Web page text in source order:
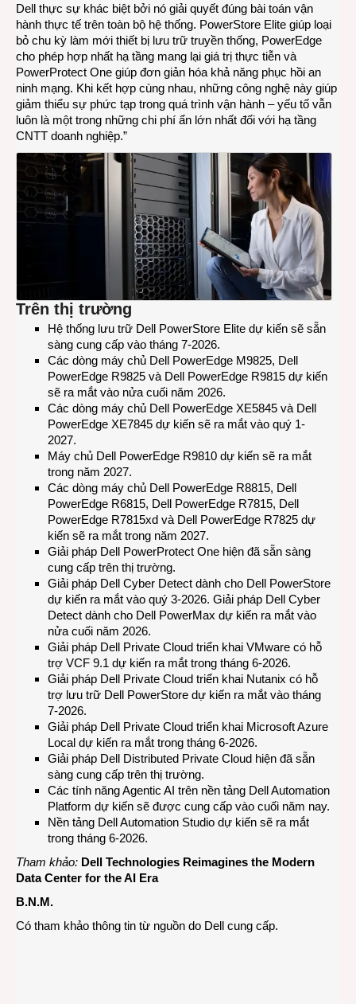
Dell thực sự khác biệt bởi nó giải quyết đúng bài toán vận
hành thực tế trên toàn bộ hệ thống. PowerStore Elite giúp loại
bỏ chu kỳ làm mới thiết bị lưu trữ truyền thống, PowerEdge
cho phép hợp nhất hạ tầng mang lại giá trị thực tiễn và
PowerProtect One giúp đơn giản hóa khả năng phục hồi an
ninh mạng. Khi kết hợp cùng nhau, những công nghệ này giúp
giảm thiểu sự phức tạp trong quá trình vận hành – yếu tố vẫn
luôn là một trong những chi phí ẩn lớn nhất đối với hạ tầng
CNTT doanh nghiệp.”
Trên thị trường
Hệ thống lưu trữ Dell PowerStore Elite dự kiến sẽ sẵn
sàng cung cấp vào tháng 7-2026.
Các dòng máy chủ Dell PowerEdge M9825, Dell
PowerEdge R9825 và Dell PowerEdge R9815 dự kiến
sẽ ra mắt vào nửa cuối năm 2026.
Các dòng máy chủ Dell PowerEdge XE5845 và Dell
PowerEdge XE7845 dự kiến sẽ ra mắt vào quý 1-
2027.
Máy chủ Dell PowerEdge R9810 dự kiến sẽ ra mắt
trong năm 2027.
Các dòng máy chủ Dell PowerEdge R8815, Dell
PowerEdge R6815, Dell PowerEdge R7815, Dell
PowerEdge R7815xd và Dell PowerEdge R7825 dự
kiến sẽ ra mắt trong năm 2027.
Giải pháp Dell PowerProtect One hiện đã sẵn sàng
cung cấp trên thị trường.
Giải pháp Dell Cyber Detect dành cho Dell PowerStore
dự kiến ra mắt vào quý 3-2026. Giải pháp Dell Cyber
Detect dành cho Dell PowerMax dự kiến ra mắt vào
nửa cuối năm 2026.
Giải pháp Dell Private Cloud triển khai VMware có hỗ
trợ VCF 9.1 dự kiến ra mắt trong tháng 6-2026.
Giải pháp Dell Private Cloud triển khai Nutanix có hỗ
trợ lưu trữ Dell PowerStore dự kiến ra mắt vào tháng
7-2026.
Giải pháp Dell Private Cloud triển khai Microsoft Azure
Local dự kiến ra mắt trong tháng 6-2026.
Giải pháp Dell Distributed Private Cloud hiện đã sẵn
sàng cung cấp trên thị trường.
Các tính năng Agentic AI trên nền tảng Dell Automation
Platform dự kiến sẽ được cung cấp vào cuối năm nay.
Nền tảng Dell Automation Studio dự kiến sẽ ra mắt
trong tháng 6-2026.
Tham khảo: Dell Technologies Reimagines the Modern
Data Center for the AI Era
B.N.M.
Có tham khảo thông tin từ nguồn do Dell cung cấp.